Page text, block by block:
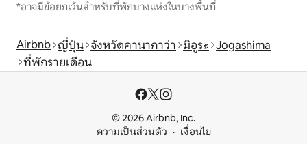
*อาจมีข้อยกเว้นสำหรับที่พักบางแห่งในบางพื้นที่
Airbnb ญี่ปุ่น จังหวัดคานากาว่า มิอูระ Jōgashima
ที่พักรายเดือน
© 2026 Airbnb, Inc.
ความเป็นส่วนตัว
เงื่อนไข